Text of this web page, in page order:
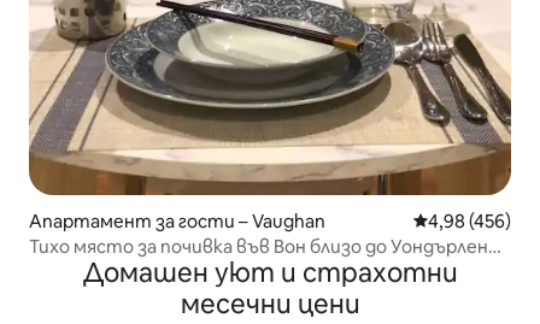
Апартамент за гости – Vaughan Средна
4,98 (456)
Тихо място за почивка във Вон близо до Уондърленд
и магистрала 400
Домашен уют и страхотни
месечни цени